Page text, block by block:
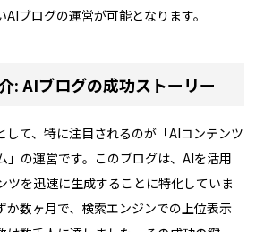
ブログの運営が可能となります。
: AIブログの成功ストーリー
して、特に注目されるのが「AIコンテンツ
」の運営です。このブログは、AIを活用
ツを迅速に生成することに特化していま
か数ヶ月で、検索エンジンでの上位表示